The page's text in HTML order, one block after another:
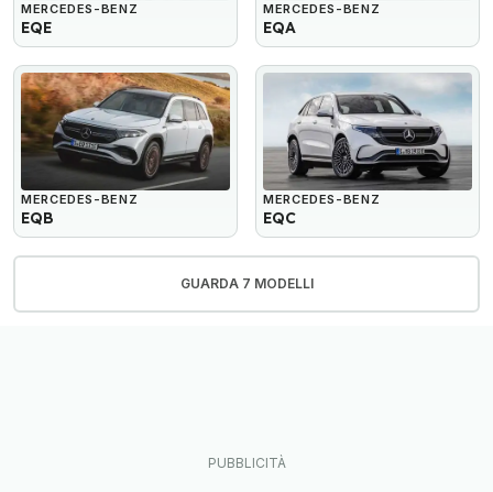
MERCEDES-BENZ
EQE
MERCEDES-BENZ
EQA
MERCEDES-BENZ
EQB
MERCEDES-BENZ
EQC
GUARDA 7 MODELLI